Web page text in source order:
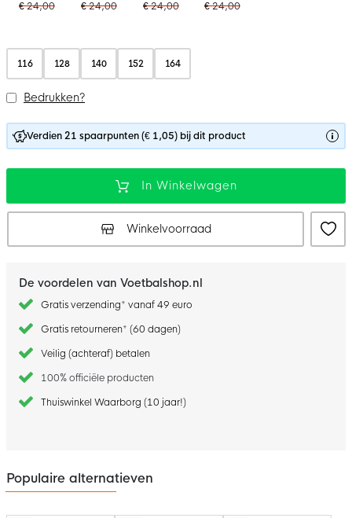
€ 24,00
€ 24,00
€ 24,00
€ 24,00
116 128 140 152 164
Bedrukken?
Verdien 21 spaarpunten (€ 1,05) bij dit product
In Winkelwagen
Winkelvoorraad
De voordelen van Voetbalshop.nl
Gratis verzending* vanaf 49 euro
Gratis retourneren* (60 dagen)
Veilig (achteraf) betalen
100% officiële producten
Thuiswinkel Waarborg (10 jaar!)
Populaire alternatieven